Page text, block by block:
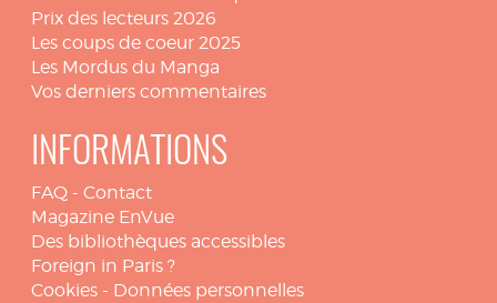
Prix des lecteurs 2026
Les coups de coeur 2025
Les Mordus du Manga
Vos derniers commentaires
INFORMATIONS
FAQ - Contact
Magazine EnVue
Des bibliothèques accessibles
Foreign in Paris ?
Cookies - Données personnelles